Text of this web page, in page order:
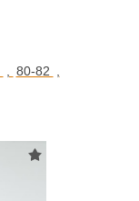
, 80-82 ,